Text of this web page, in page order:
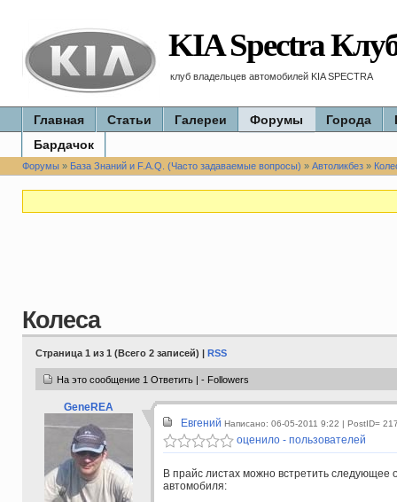
KIA Spectra
клуб владельцев автомобилей KIA SPECTRA
Главная Статьи Галереи Форумы Города
Бардачок
Форумы» База Знаний и F.A.Q. (Часто задаваемые вопросы) » Автоликбез»
Колеса
Страница 1 из 1 (Всего 2 записей) | RSS
На это сообщение 1 Ответить | - Followers
GeneREA
Евгений Написано: 06-05-2011 9:22 | PostID=
оценило - пользователей
В прайс листах можно встретить следующее
автомобиля: